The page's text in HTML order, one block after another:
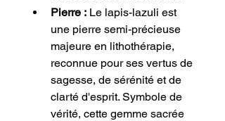
Pierre : Le lapis-lazuli est
une pierre semi-précieuse
majeure en lithothérapie,
reconnue pour ses vertus de
sagesse, de sérénité et de
clarté d'esprit. Symbole de
vérité, cette gemme sacrée